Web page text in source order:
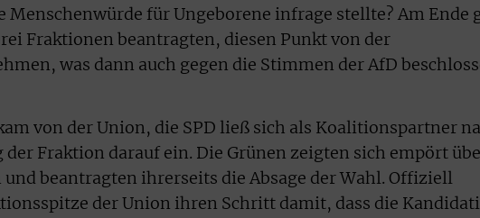
Menschenwürde für Ungeborene infrage stellte? Am Ende
Fraktionen beantragten, diesen Punkt von der
was dann auch gegen die Stimmen der AfD
von der Union, die SPD ließ sich als Koalitionspartner
Fraktion darauf ein. Die Grünen zeigten sich empört
und beantragten ihrerseits die Absage der Wahl. Offiziell
der Union ihren Schritt damit, dass die